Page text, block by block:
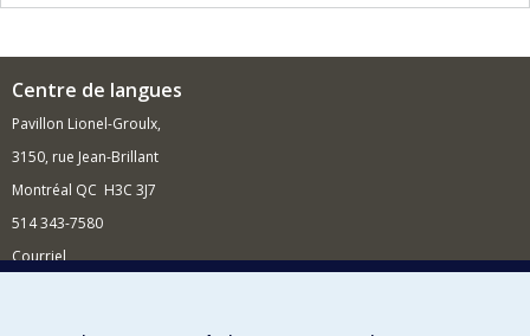
Centre de langues
Pavillon Lionel-Groulx,
3150, rue Jean-Brillant
Montréal QC H3C 3J7
514 343-7580
Courriel